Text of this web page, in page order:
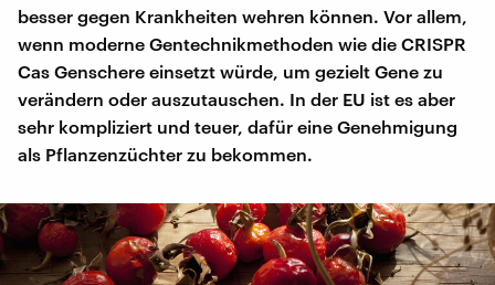
besser gegen Krankheiten wehren können. Vor allem,
wenn moderne Gentechnikmethoden wie die CRISPR
Cas Genschere einsetzt würde, um gezielt Gene zu
verändern oder auszutauschen. In der EU ist es aber
sehr kompliziert und teuer, dafür eine Genehmigung
als Pflanzenzüchter zu bekommen.